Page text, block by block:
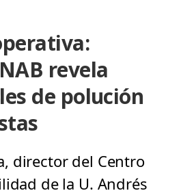
revela
de polución
director del Centro
de la U. Andrés